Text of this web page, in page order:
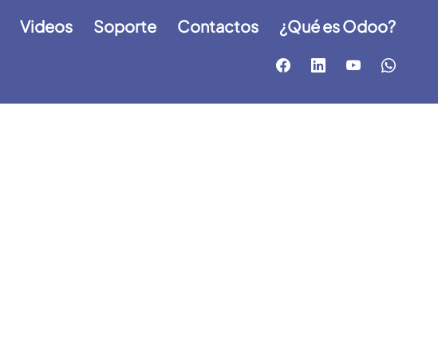
Videos Soporte Contactos ¿Qué es Odoo?